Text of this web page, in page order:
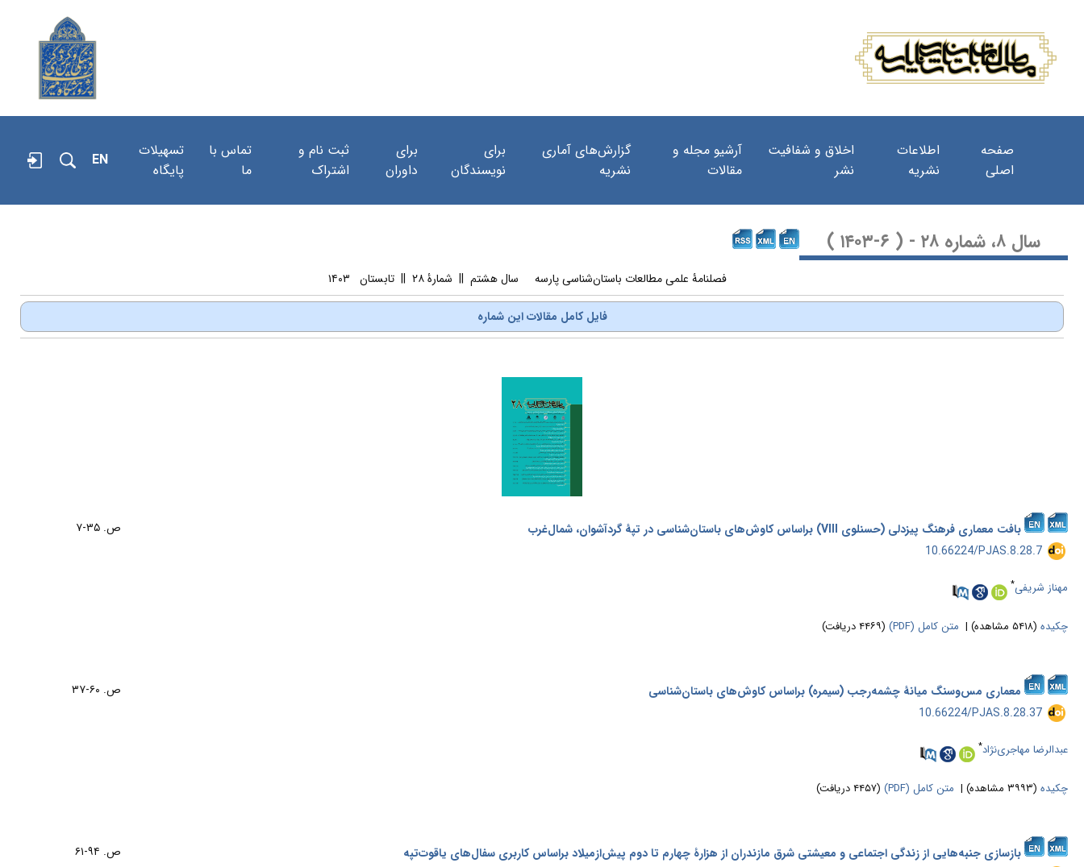
صفحه
اصلی
اطلاعات
نشریه
اخلاق و شفافیت
نشر
آرشیو مجله و
مقالات
گزارش‌های آماری
نشریه
برای
نویسندگان
برای
داوران
ثبت نام و
اشتراک
تماس با
ما
تسهیلات
پایگاه
EN
سال ۸، شماره ۲۸ - ( ۶-۱۴۰۳ )
فصلنامۀ علمی مطالعات باستان‌شناسی پارسه سال هشتم || شمارۀ ۲۸ || تابستان ۱۴۰۳
فایل کامل مقالات این شماره
بافت معماری فرهنگ پیزدلی (حسنلوی VIII) براساس کاوش‌های باستان‌شناسی در تپۀ گردآشوان، شمال‌غرب
ص. ۳۵-۷
‎ 10.66224/PJAS.8.28.7
مهناز شریفی*
چکیده (۵۴۱۸ مشاهده) | متن کامل (PDF) (۴۴۶۹ دریافت)
معماری مس‌وسنگ میانۀ چشمه‌رجب (سیمره) براساس کاوش‌های باستان‌شناسی
ص. ۶۰-۳۷
‎ 10.66224/PJAS.8.28.37
عبدالرضا مهاجری‌نژاد*
چکیده (۳۹۹۳ مشاهده) | متن کامل (PDF) (۴۴۵۷ دریافت)
بازسازی جنبه‌هایی از زندگی اجتماعی و معیشتی شرق مازندران از هزارۀ چهارم تا دوم پیش‌ازمیلاد براساس کاربری سفال‌های یاقوت‌تپه
ص. ۹۴-۶۱